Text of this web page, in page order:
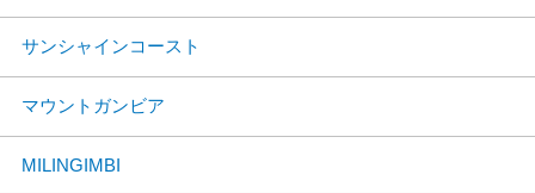
サンシャインコースト
マウントガンビア
MILINGIMBI